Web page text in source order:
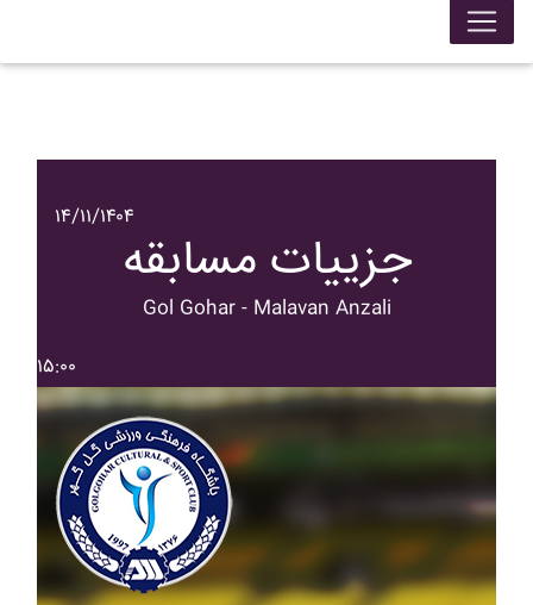
۱۴/۱۱/۱۴۰۴
جزییات مسابقه
Gol Gohar - Malavan Anzali
۱۵:۰۰